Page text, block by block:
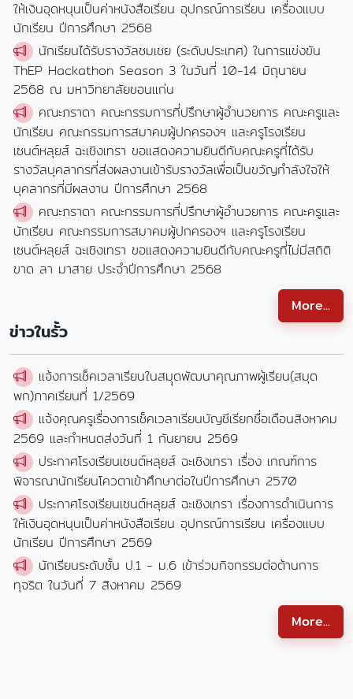
ให้เงินอุดหนุนเป็นค่าหนังสือเรียน อุปกรณ์การเรียน เครื่องแบบ
นักเรียน ปีการศึกษา 2568
นักเรียนได้รับรางวัลชมเชย (ระดับประเทศ) ในการแข่งขัน
ThEP Hackathon Season 3 ในวันที่ 10-14 มิถุนายน
2568 ณ มหาวิทยาลัยขอนแก่น
คณะภราดา คณะกรรมการที่ปรึกษาผู้อำนวยการ คณะครูและ
นักเรียน คณะกรรมการสมาคมผู้ปกครองฯ และครูโรงเรียน
เซนต์หลุยส์ ฉะเชิงเทรา ขอแสดงความยินดีกับคณะครูที่ได้รับ
รางวัลบุคลากรที่ส่งผลงานเข้ารับรางวัลเพื่อเป็นขวัญกำลังใจให้
บุคลากรที่มีผลงาน ปีการศึกษา 2568
คณะภราดา คณะกรรมการที่ปรึกษาผู้อำนวยการ คณะครูและ
นักเรียน คณะกรรมการสมาคมผู้ปกครองฯ และครูโรงเรียน
เซนต์หลุยส์ ฉะเชิงเทรา ขอแสดงความยินดีกับคณะครูที่ไม่มีสถิติ
ขาด ลา มาสาย ประจำปีการศึกษา 2568
More...
ข่าวในรั้ว
แจ้งการเช็คเวลาเรียนในสมุุดพัฒนาคุณภาพผู้เรียน(สมุด
พก)ภาคเรียนที่ 1/2569
แจ้งคุณครูเรื่องการเช็คเวลาเรียนบัญชีเรียกชื่อเดือนสิงหาคม
2569 และกำหนดส่งวันที่ 1 กันยายน 2569
ประกาศโรงเรียนเซนต์หลุยส์ ฉะเชิงเทรา เรื่อง เกณฑ์การ
พิจารณานักเรียนโควตาเข้าศึกษาต่อในปีการศึกษา 2570
ประกาศโรงเรียนเซนต์หลุยส์ ฉะเชิงเทรา เรื่องการดำเนินการ
ให้เงินอุดหนุนเป็นค่าหนังสือเรียน อุปกรณ์การเรียน เครื่องแบบ
นักเรียน ปีการศึกษา 2569
นักเรียนระดับชั้น ป.1 - ม.6 เข้าร่วมกิจกรรมต่อต้านการ
ทุจริต ในวันที่ 7 สิงหาคม 2569
More...